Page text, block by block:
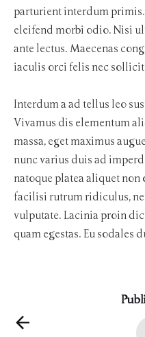
parturient interdum
eleifend morbi odio. Nisi
ante lectus. Maecenas
iaculis orci felis nec
Interdum a ad tellus leo
Vivamus dis elementum
massa, eget maximus
nunc varius duis ad
natoque platea aliquet
facilisi rutrum ridiculus,
vulputate. Lacinia proin
quam egestas. Eu sodales